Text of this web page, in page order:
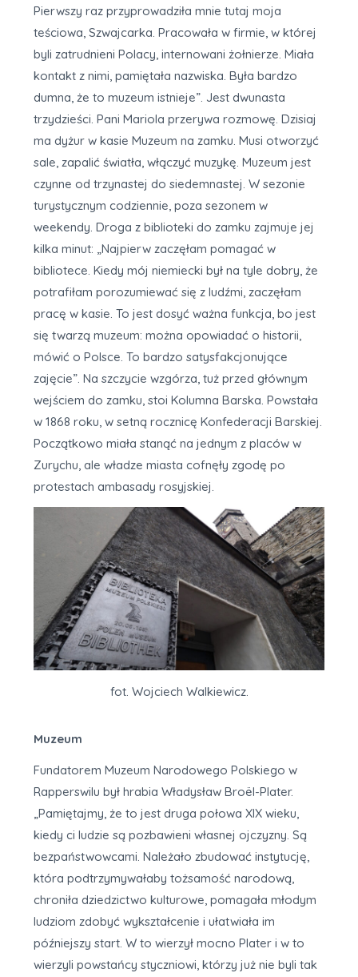
Pierwszy raz przyprowadziła mnie tutaj moja
teściowa, Szwajcarka. Pracowała w firmie, w której
byli zatrudnieni Polacy, internowani żołnierze. Miała
kontakt z nimi, pamiętała nazwiska. Była bardzo
dumna, że to muzeum istnieje”. Jest dwunasta
trzydzieści. Pani Mariola przerywa rozmowę. Dzisiaj
ma dyżur w kasie Muzeum na zamku. Musi otworzyć
sale, zapalić światła, włączyć muzykę. Muzeum jest
czynne od trzynastej do siedemnastej. W sezonie
turystycznym codziennie, poza sezonem w
weekendy. Droga z biblioteki do zamku zajmuje jej
kilka minut: „Najpierw zaczęłam pomagać w
bibliotece. Kiedy mój niemiecki był na tyle dobry, że
potrafiłam porozumiewać się z ludźmi, zaczęłam
pracę w kasie. To jest dosyć ważna funkcja, bo jest
się twarzą muzeum: można opowiadać o historii,
mówić o Polsce. To bardzo satysfakcjonujące
zajęcie”. Na szczycie wzgórza, tuż przed głównym
wejściem do zamku, stoi Kolumna Barska. Powstała
w 1868 roku, w setną rocznicę Konfederacji Barskiej.
Początkowo miała stanąć na jednym z placów w
Zurychu, ale władze miasta cofnęły zgodę po
protestach ambasady rosyjskiej.
fot. Wojciech Walkiewicz.
Muzeum
Fundatorem Muzeum Narodowego Polskiego w
Rapperswilu był hrabia Władysław Broël-Plater.
„Pamiętajmy, że to jest druga połowa XIX wieku,
kiedy ci ludzie są pozbawieni własnej ojczyzny. Są
bezpaństwowcami. Należało zbudować instytucję,
która podtrzymywałaby tożsamość narodową,
chroniła dziedzictwo kulturowe, pomagała młodym
ludziom zdobyć wykształcenie i ułatwiała im
późniejszy start. W to wierzył mocno Plater i w to
wierzyli powstańcy styczniowi, którzy już nie byli tak